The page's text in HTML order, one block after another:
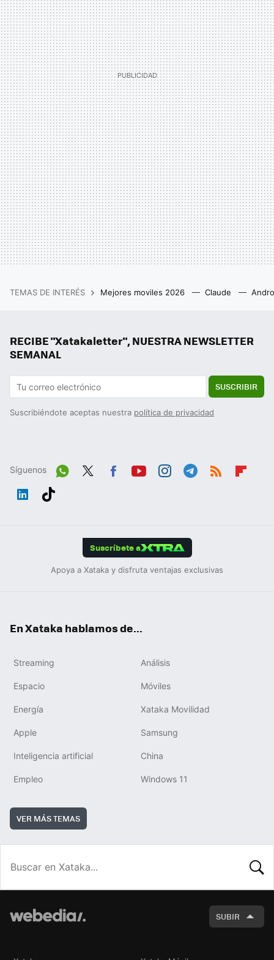
TEMAS DE INTERÉS Mejores moviles 2026 Claude
RECIBE "Xatakaletter", NUESTRA NEWSLETTER
SEMANAL
SUSCRIBIR
Suscribiéndote aceptas nuestra política de privacidad
Síguenos
Wh
Suscríbete a
Apoya a Xataka y disfruta ventajas exclusivas
En Xataka hablamos de...
Streaming Análisis
Espacio Móviles
Energía Xataka Movilidad
Apple Samsung
Inteligencia artificial China
Empleo Windows 11
VER MÁS TEMAS
SUBIR